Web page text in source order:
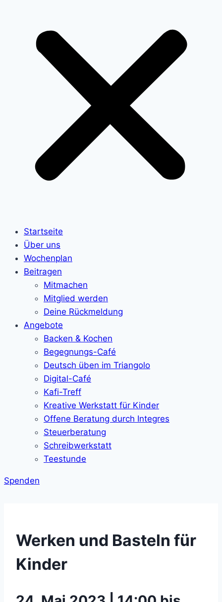
Startseite
Über uns
Wochenplan
Beitragen
Mitmachen
Mitglied werden
Deine Rückmeldung
Angebote
Backen & Kochen
Begegnungs-Café
Deutsch üben im Triangolo
Digital-Café
Kafi-Treff
Kreative Werkstatt für Kinder
Offene Beratung durch Integres
Steuerberatung
Schreibwerkstatt
Teestunde
Spenden
Werken und Basteln für
Kinder